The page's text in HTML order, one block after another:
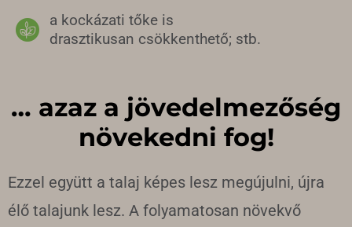
a kockázati tőke is
drasztikusan csökkenthető; stb.
… azaz a jövedelmezőség
növekedni fog!
Ezzel együtt a talaj képes lesz megújulni, újra
élő talajunk lesz. A folyamatosan növekvő